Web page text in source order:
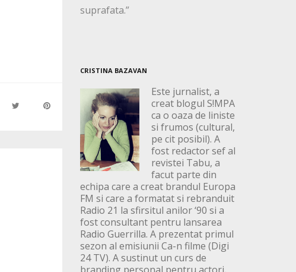
suprafata.”
CRISTINA BAZAVAN
Este jurnalist, a
creat blogul S!MPA
ca o oaza de liniste
si frumos (cultural,
pe cit posibil). A
fost redactor sef al
revistei Tabu, a
facut parte din
echipa care a creat brandul Europa
FM si care a formatat si rebranduit
Radio 21 la sfirsitul anilor ‘90 si a
fost consultant pentru lansarea
Radio Guerrilla. A prezentat primul
sezon al emisiunii Ca-n filme (Digi
24 TV). A sustinut un curs de